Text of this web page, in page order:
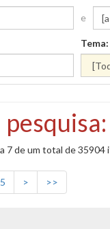
e
Tema:
7 de um total de 35904
5 > >>